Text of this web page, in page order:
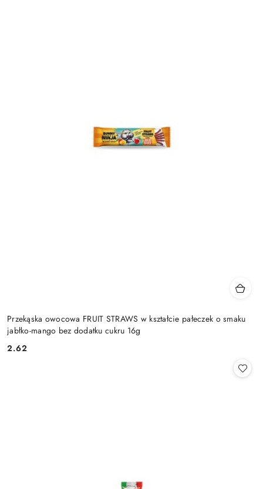
Przekąska owocowa FRUIT STRAWS w kształcie pałeczek o smaku
jabłko-mango bez dodatku cukru 16g
Cena:
2.62